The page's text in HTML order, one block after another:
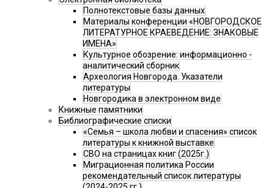
Полнотекстовые базы данных
Материалы конференции «НОВГОРОДСКОЕ
ЛИТЕРАТУРНОЕ КРАЕВЕДЕНИЕ: ЗНАКОВЫЕ
ИМЕНА»
Культурное обозрение: информационно -
аналитический сборник
Археология Новгорода. Указатели
литературы
Новгородика в электронном виде
Книжные памятники
Библиографические списки
«Семья – школа любви и спасения» список
литературы к книжной выставке
СВО на страницах книг (2025г.)
Миграционная политика России
рекомендательный список литературы